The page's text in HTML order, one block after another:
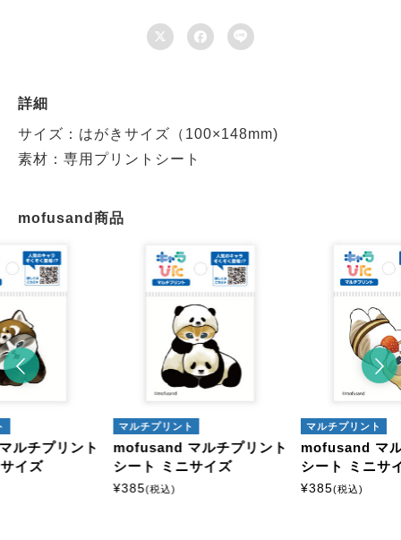
  
詳細
サイズ：はがきサイズ（100×148mm)
素材：専用プリントシート
mofusand商品
ルチプリント
イズ
マルチプリント
mofusand マルチプリント
シート ミニサイズ
¥385(税込)
マルチプリント
mofusand マ
シート ミニサ
¥385(税込)